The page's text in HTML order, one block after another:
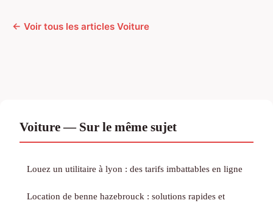
← Voir tous les articles Voiture
Voiture — Sur le même sujet
Louez un utilitaire à lyon : des tarifs imbattables en ligne
Location de benne hazebrouck : solutions rapides et